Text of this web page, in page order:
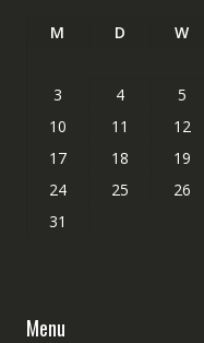
M D W
3
4 5
10
11 12
17
18 19
24
25 26
31
Menu